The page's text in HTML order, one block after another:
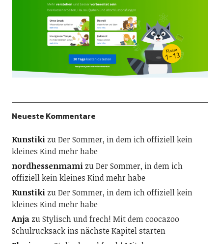
Neueste Kommentare
KunstikizuDer Sommer, in dem ich offiziell kein
kleines Kind mehr habe
nordhessenmamizuDer Sommer, in dem ich
offiziell kein kleines Kind mehr habe
KunstikizuDer Sommer, in dem ich offiziell kein
kleines Kind mehr habe
AnjazuStylisch und frech! Mit dem coocazoo
Schulrucksack ins nächste Kapitel starten